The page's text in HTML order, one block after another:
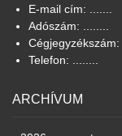
E-mail cím: .......
Adószám: ........
Cégjegyzékszám:
Telefon: ........
ARCHÍVUM